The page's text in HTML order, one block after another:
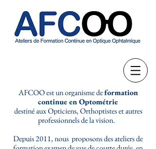
AFCOO est un organisme deformation
continue en Optométrie
destiné aux Opticiens, Orthoptistes et autres
professionnels de la vision.
Depuis 2011, nous proposons des ateliers de